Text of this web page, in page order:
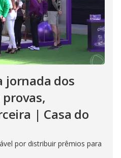
jornada dos
| Casa do
por distribuir prêmios para